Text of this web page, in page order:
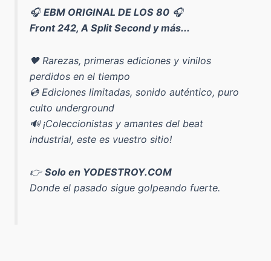
🎧EBM ORIGINAL DE LOS 80 🎧
Front 242, A Split Second y más...
🖤 Rarezas, primeras ediciones y vinilos
perdidos en el tiempo
💿 Ediciones limitadas, sonido auténtico, puro
culto underground
🔊 ¡Coleccionistas y amantes del beat
industrial, este es vuestro sitio!
👉Solo en YODESTROY.COM
Donde el pasado sigue golpeando fuerte.